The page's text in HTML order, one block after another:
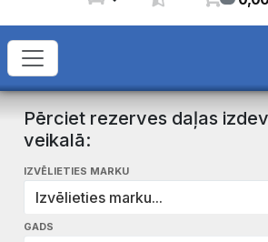
Pērciet rezerves daļas
veikalā:
IZVĒLIETIES MARKU
Izvēlieties marku...
GADS